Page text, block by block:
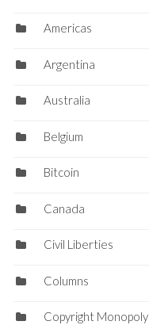
Americas
Argentina
Australia
Belgium
Bitcoin
Canada
Civil Liberties
Columns
Copyright Monopoly